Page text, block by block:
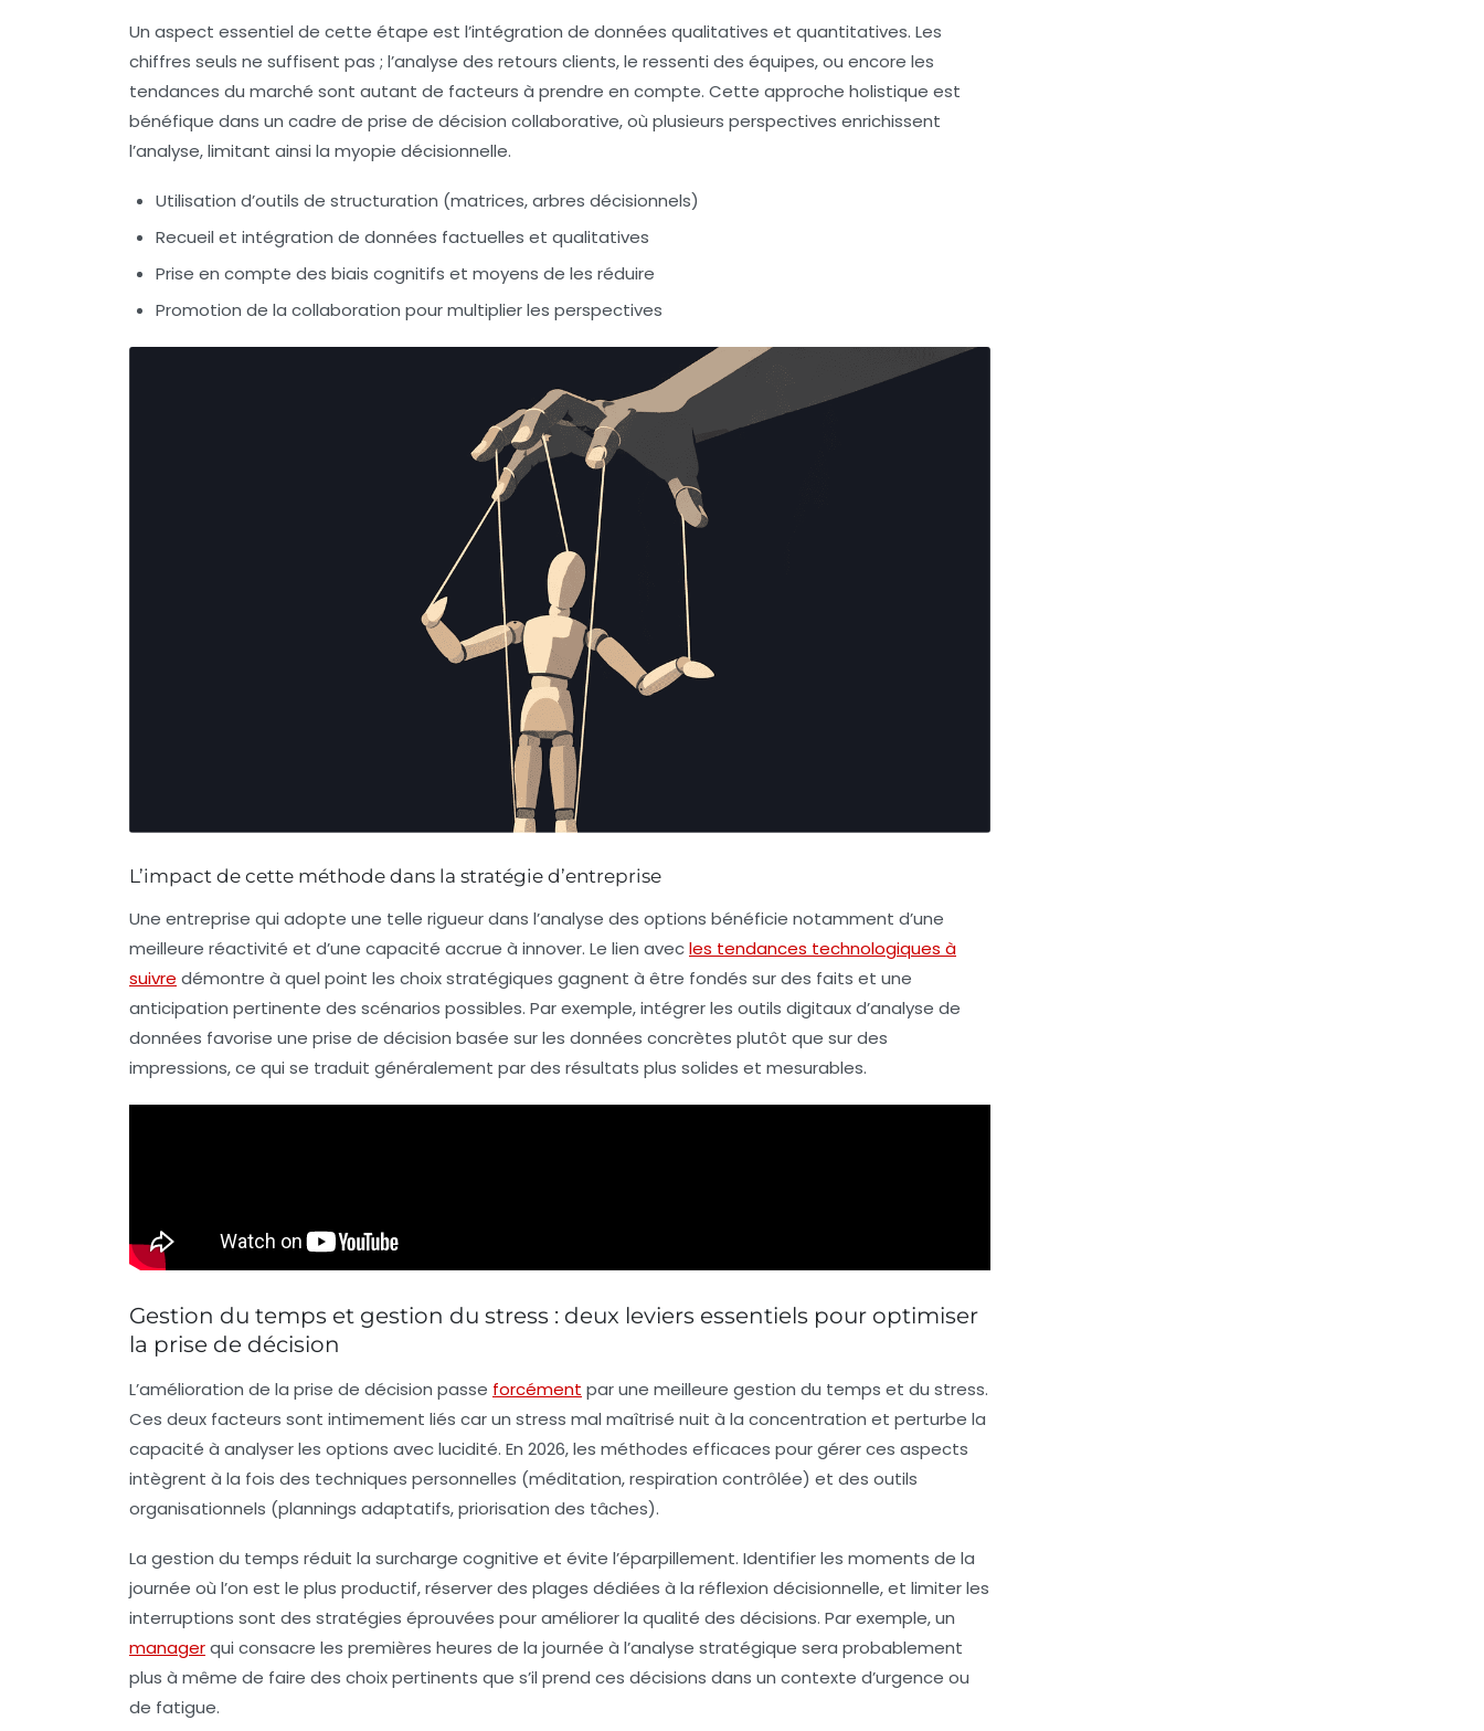
Un aspect essentiel de cette étape est l’intégration de données qualitatives et quantitatives. Les
chiffres seuls ne suffisent pas ; l’analyse des retours clients, le ressenti des équipes, ou encore les
tendances du marché sont autant de facteurs à prendre en compte. Cette approche holistique est
bénéfique dans un cadre de prise de décision collaborative, où plusieurs perspectives enrichissent
l’analyse, limitant ainsi la myopie décisionnelle.
Utilisation d’outils de structuration (matrices, arbres décisionnels)
Recueil et intégration de données factuelles et qualitatives
Prise en compte des biais cognitifs et moyens de les réduire
Promotion de la collaboration pour multiplier les perspectives
L’impact de cette méthode dans la stratégie d’entreprise
Une entreprise qui adopte une telle rigueur dans l’analyse des options bénéficie notamment d’une
meilleure réactivité et d’une capacité accrue à innover. Le lien avecles tendances technologiques à
suivre démontre à quel point les choix stratégiques gagnent à être fondés sur des faits et une
anticipation pertinente des scénarios possibles. Par exemple, intégrer les outils digitaux d’analyse de
données favorise une prise de décision basée sur les données concrètes plutôt que sur des
impressions, ce qui se traduit généralement par des résultats plus solides et mesurables.
Gestion du temps et gestion du stress : deux leviers essentiels pour optimiser
la prise de décision
L’amélioration de la prise de décision passe forcément par une meilleure gestion du temps et du stress.
Ces deux facteurs sont intimement liés car un stress mal maîtrisé nuit à la concentration et perturbe la
capacité à analyser les options avec lucidité. En 2026, les méthodes efficaces pour gérer ces aspects
intègrent à la fois des techniques personnelles (méditation, respiration contrôlée) et des outils
organisationnels (plannings adaptatifs, priorisation des tâches).
La gestion du temps réduit la surcharge cognitive et évite l’éparpillement. Identifier les moments de la
journée où l’on est le plus productif, réserver des plages dédiées à la réflexion décisionnelle, et limiter les
interruptions sont des stratégies éprouvées pour améliorer la qualité des décisions. Par exemple, un
managerqui consacre les premières heures de la journée à l’analyse stratégique sera probablement
plus à même de faire des choix pertinents que s’il prend ces décisions dans un contexte d’urgence ou
de fatigue.